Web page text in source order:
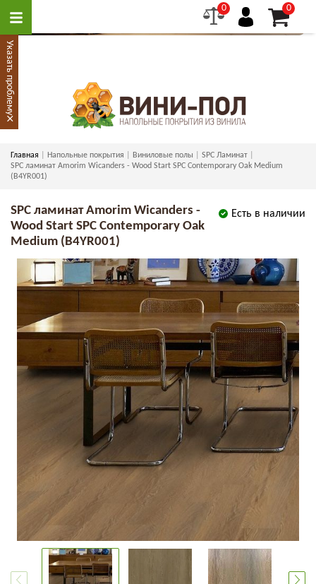
0 0
Главная Напольные покрытия Виниловые полы
SPC Ламинат
SPC ламинат Amorim Wicanders - Wood Start SPC Contemporary Oak Medium
(B4YR001)
Есть в наличии
SPC ламинат Amorim Wicanders -
Wood Start SPC Contemporary Oak
Medium (B4YR001)
Указать проблему
×